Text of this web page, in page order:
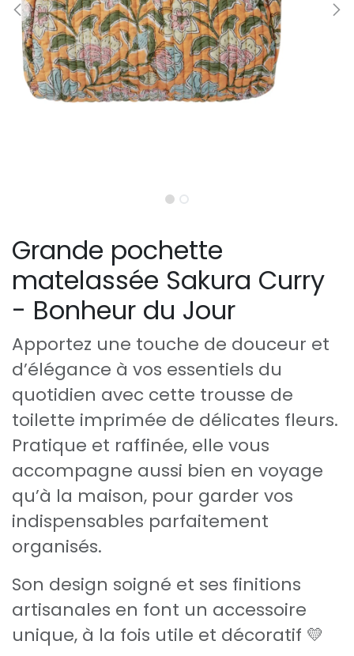
Grande pochette
matelassée Sakura Curry
- Bonheur du Jour
Apportez une touche de douceur et
d’élégance à vos essentiels du
quotidien avec cette trousse de
toilette imprimée de délicates fleurs.
Pratique et raffinée, elle vous
accompagne aussi bien en voyage
qu’à la maison, pour garder vos
indispensables parfaitement
organisés.
Son design soigné et ses finitions
artisanales en font un accessoire
unique, à la fois utile et décoratif 💛